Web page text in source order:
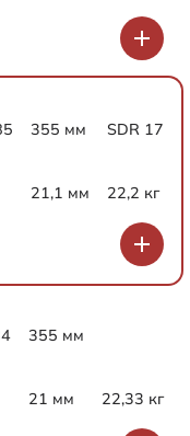
355 мм SDR 17
21,1 мм 22,2 кг
355 мм
21 мм 22,33 кг